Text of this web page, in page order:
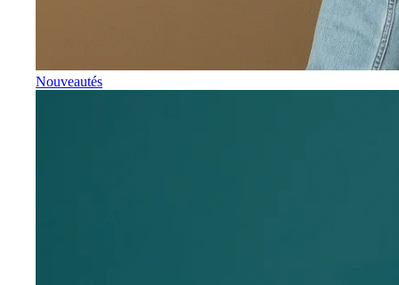
Nouveautés